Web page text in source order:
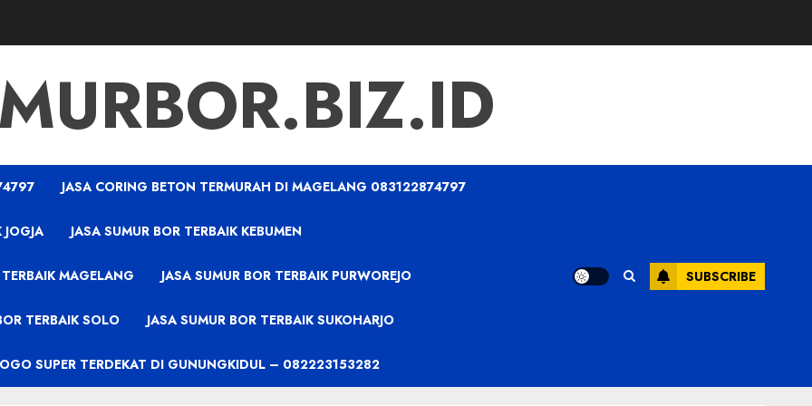
JASA CORING BETON TERMURAH DI MAGELANG 083122874797
JOGJA JASA SUMUR BOR TERBAIK KEBUMEN
MAGELANG JASA SUMUR BOR TERBAIK PURWOREJO
TERBAIK SOLO JASA SUMUR BOR TERBAIK SUKOHARJO
SUPER TERDEKAT DI GUNUNGKIDUL – 082223153282
SUBSCRIBE